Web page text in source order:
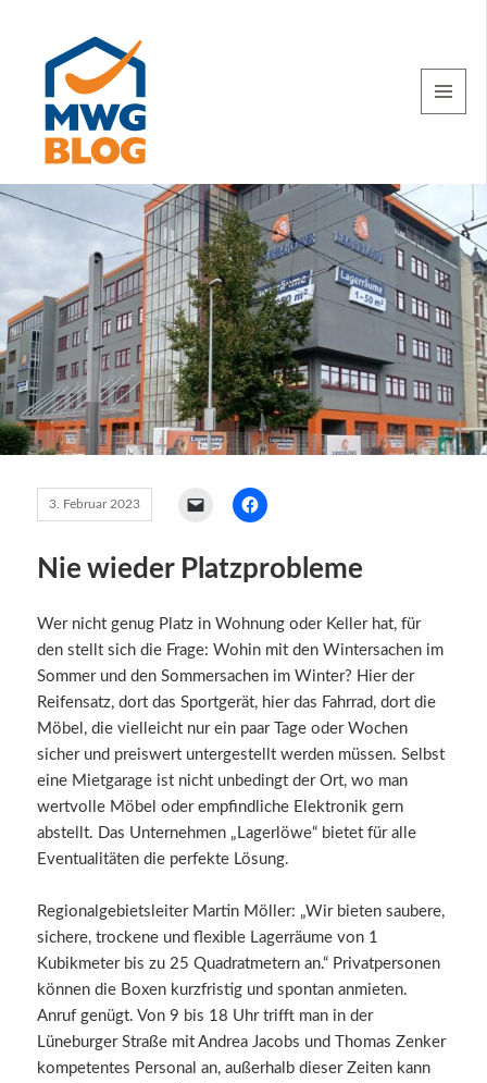
3. Februar 2023
Nie wieder Platzprobleme
Wer nicht genug Platz in Wohnung oder Keller hat, für
den stellt sich die Frage: Wohin mit den Wintersachen im
Sommer und den Sommersachen im Winter? Hier der
Reifensatz, dort das Sportgerät, hier das Fahrrad, dort die
Möbel, die vielleicht nur ein paar Tage oder Wochen
sicher und preiswert untergestellt werden müssen. Selbst
eine Mietgarage ist nicht unbedingt der Ort, wo man
wertvolle Möbel oder empfindliche Elektronik gern
abstellt. Das Unternehmen „Lagerlöwe“ bietet für alle
Eventualitäten die perfekte Lösung.
Regionalgebietsleiter Martin Möller: „Wir bieten saubere,
sichere, trockene und flexible Lagerräume von 1
Kubikmeter bis zu 25 Quadratmetern an.“ Privatpersonen
können die Boxen kurzfristig und spontan anmieten.
Anruf genügt. Von 9 bis 18 Uhr trifft man in der
Lüneburger Straße mit Andrea Jacobs und Thomas Zenker
kompetentes Personal an, außerhalb dieser Zeiten kann